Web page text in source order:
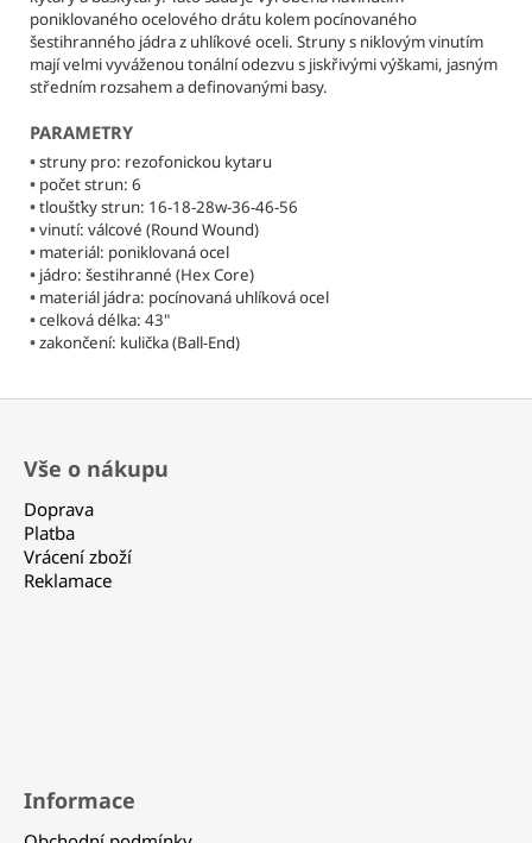
poniklovaného ocelového drátu kolem pocínovaného
šestihranného jádra z uhlíkové oceli. Struny s niklovým vinutím
mají velmi vyváženou tonální odezvu s jiskřivými výškami, jasným
středním rozsahem a definovanými basy.
PARAMETRY
•struny pro: rezofonickou kytaru
• počet strun: 6
•tloušťky strun: 16-18-28w-36-46-56
•vinutí: válcové (Round Wound)
• materiál: poniklovaná ocel
• jádro: šestihranné (Hex Core)
• materiál jádra: pocínovaná uhlíková ocel
•celková délka: 43"
•zakončení: kulička (Ball-End)
LABOGA
TOMMY
EMMANUEL
DIMENSION
SERIES
NÁSTROJOVÝ
KABEL
2
290
Kč
Původně:
2
364
Kč
Vše o nákupu
Doprava
Platba
Vrácení zboží
Reklamace
Informace